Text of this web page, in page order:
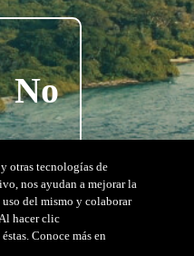
No
otras tecnologías de
nos ayudan a mejorar la
del mismo y colaborar
hacer clic
Conoce más en